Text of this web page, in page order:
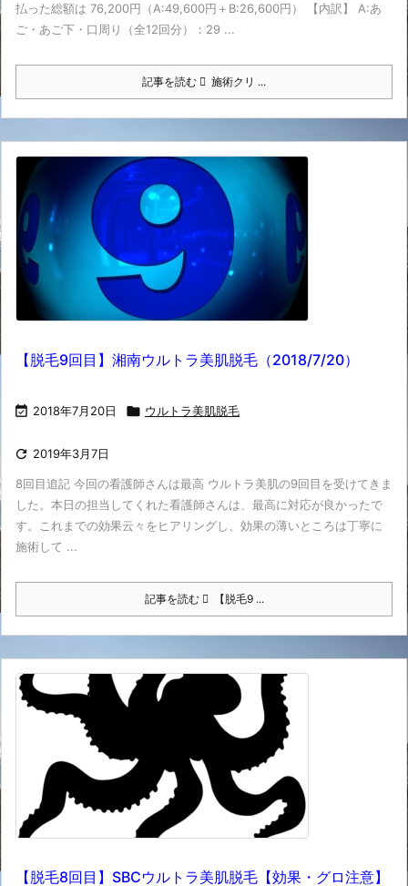
払った総額は 76,200円（A:49,600円＋B:26,600円） 【内訳】 A:あ
ご・あご下・口周り（全12回分）：29 ...
記事を読む 施術クリ ...
【脱毛9回目】湘南ウルトラ美肌脱毛（2018/7/20）
 2018年7月20日  ウルトラ美肌脱毛
 2019年3月7日
8回目追記 今回の看護師さんは最高 ウルトラ美肌の9回目を受けてきま
した。本日の担当してくれた看護師さんは、最高に対応が良かったで
す。これまでの効果云々をヒアリングし、効果の薄いところは丁寧に
施術して ...
記事を読む 【脱毛9 ...
【脱毛8回目】SBCウルトラ美肌脱毛【効果・グロ注意】